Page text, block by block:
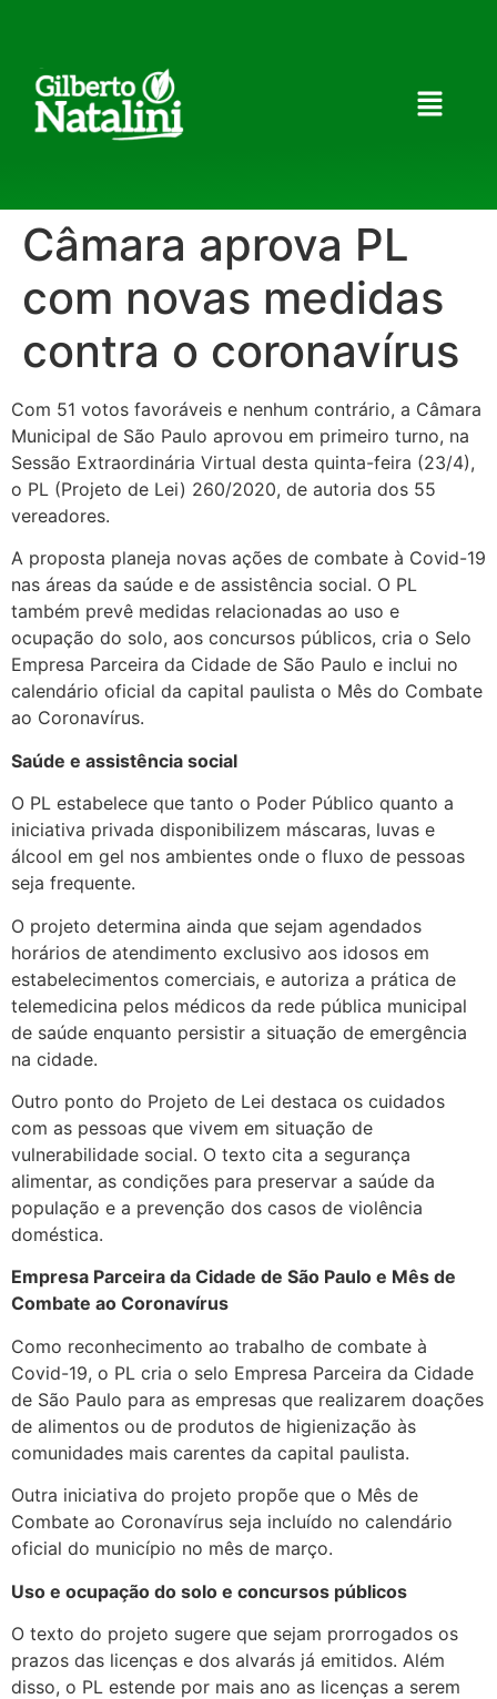
Câmara aprova PL
com novas medidas
contra o coronavírus
Com 51 votos favoráveis e nenhum contrário, a Câmara
Municipal de São Paulo aprovou em primeiro turno, na
Sessão Extraordinária Virtual desta quinta-feira (23/4),
o PL (Projeto de Lei) 260/2020, de autoria dos 55
vereadores.
A proposta planeja novas ações de combate à Covid-19
nas áreas da saúde e de assistência social. O PL
também prevê medidas relacionadas ao uso e
ocupação do solo, aos concursos públicos, cria o Selo
Empresa Parceira da Cidade de São Paulo e inclui no
calendário oficial da capital paulista o Mês do Combate
ao Coronavírus.
Saúde e assistência social
O PL estabelece que tanto o Poder Público quanto a
iniciativa privada disponibilizem máscaras, luvas e
álcool em gel nos ambientes onde o fluxo de pessoas
seja frequente.
O projeto determina ainda que sejam agendados
horários de atendimento exclusivo aos idosos em
estabelecimentos comerciais, e autoriza a prática de
telemedicina pelos médicos da rede pública municipal
de saúde enquanto persistir a situação de emergência
na cidade.
Outro ponto do Projeto de Lei destaca os cuidados
com as pessoas que vivem em situação de
vulnerabilidade social. O texto cita a segurança
alimentar, as condições para preservar a saúde da
população e a prevenção dos casos de violência
doméstica.
Empresa Parceira da Cidade de São Paulo e Mês de
Combate ao Coronavírus
Como reconhecimento ao trabalho de combate à
Covid-19, o PL cria o selo Empresa Parceira da Cidade
de São Paulo para as empresas que realizarem doações
de alimentos ou de produtos de higienização às
comunidades mais carentes da capital paulista.
Outra iniciativa do projeto propõe que o Mês de
Combate ao Coronavírus seja incluído no calendário
oficial do município no mês de março.
Uso e ocupação do solo e concursos públicos
O texto do projeto sugere que sejam prorrogados os
prazos das licenças e dos alvarás já emitidos. Além
disso, o PL estende por mais ano as licenças a serem